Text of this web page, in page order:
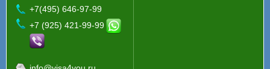
+7(495) 646-97-99
+7 (925) 421-99-99